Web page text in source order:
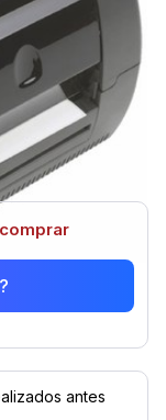
is traditionally
a reliability
solution for
tags.
antes